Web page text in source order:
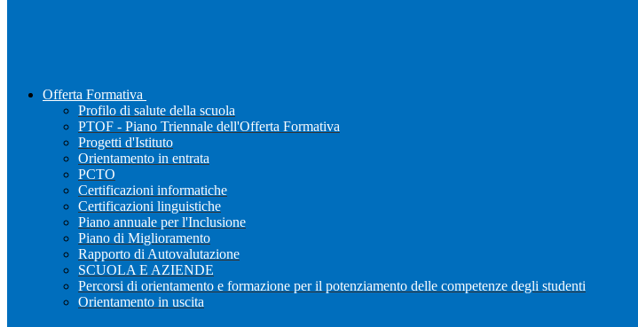
Offerta Formativa
Profilo di salute della scuola
PTOF - Piano Triennale dell'Offerta Formativa
Progetti d'Istituto
Orientamento in entrata
PCTO
Certificazioni informatiche
Certificazioni linguistiche
Piano annuale per l'Inclusione
Piano di Miglioramento
Rapporto di Autovalutazione
SCUOLA E AZIENDE
Percorsi di orientamento e formazione per il potenziamento delle competenze degli studenti
Orientamento in uscita